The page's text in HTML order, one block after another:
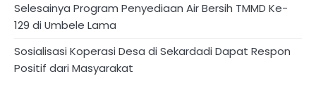
Selesainya Program Penyediaan Air Bersih TMMD Ke-
129 di Umbele Lama
Sosialisasi Koperasi Desa di Sekardadi Dapat Respon
Positif dari Masyarakat